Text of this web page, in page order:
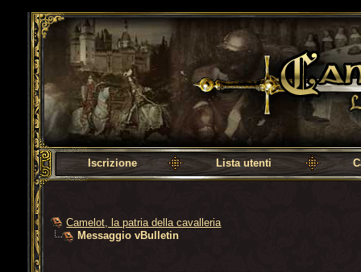
Camelot, la patria della cavalleria
Iscrizione Lista utenti
Camelot, la patria della cavalleria
Messaggio vBulletin